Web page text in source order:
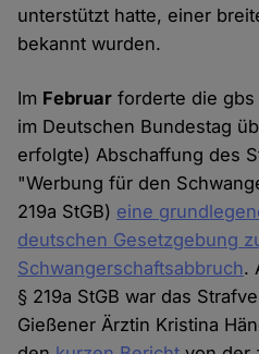
unterstützt hatte, einer
bekannt wurden.
Im Februar forderte die gbs
im Deutschen Bundestag
erfolgte) Abschaffung des
"Werbung für den
219a StGB) eine
deutschen Gesetzgebung
Schwangerschaftsabbruch.
§ 219a StGB war das
Gießener Ärztin Kristina